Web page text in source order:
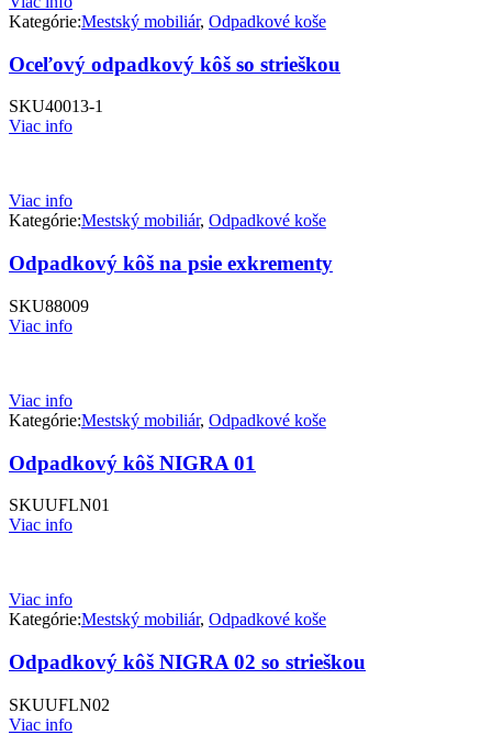
Kategórie:Mestský mobiliár, Odpadkové koše
Oceľový odpadkový kôš so strieškou
SKU40013-1
Viac info
Viac info
Kategórie:Mestský mobiliár, Odpadkové koše
Odpadkový kôš na psie exkrementy
SKU88009
Viac info
Viac info
Kategórie:Mestský mobiliár, Odpadkové koše
Odpadkový kôš NIGRA 01
SKUUFLN01
Viac info
Viac info
Kategórie:Mestský mobiliár, Odpadkové koše
Odpadkový kôš NIGRA 02 so strieškou
SKUUFLN02
Viac info